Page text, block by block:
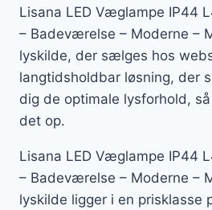
Lisana LED Væglampe IP44
– Badeværelse – Moderne –
lyskilde, der sælges hos
langtidsholdbar løsning, der
dig de optimale lysforhold,
det op.
Lisana LED Væglampe IP44
– Badeværelse – Moderne –
lyskilde ligger i en prisklasse